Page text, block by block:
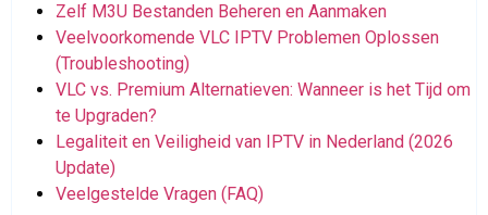
Zelf M3U Bestanden Beheren en Aanmaken
Veelvoorkomende VLC IPTV Problemen Oplossen
(Troubleshooting)
VLC vs. Premium Alternatieven: Wanneer is het Tijd om
te Upgraden?
Legaliteit en Veiligheid van IPTV in Nederland (2026
Update)
Veelgestelde Vragen (FAQ)